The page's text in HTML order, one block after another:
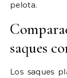
pelota.
saques
Los saques